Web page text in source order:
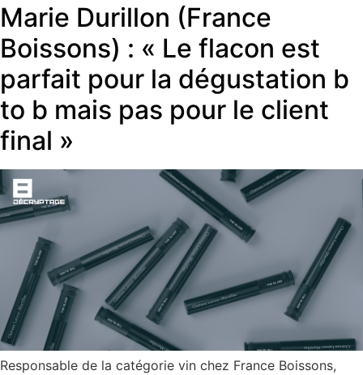
Marie Durillon (France
Boissons) : « Le flacon est
parfait pour la dégustation b
to b mais pas pour le client
final »
Responsable de la catégorie vin chez France Boissons,